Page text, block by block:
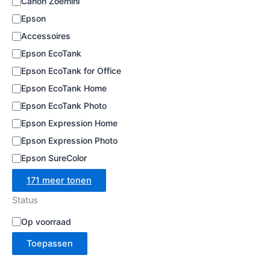
e
Epson
Accessoires
Epson EcoTank
Epson EcoTank for Office
Epson EcoTank Home
Epson EcoTank Photo
Epson Expression Home
Epson Expression Photo
Epson SureColor
171 meer tonen
Status
B
e
c
Op voorraad
Toepassen